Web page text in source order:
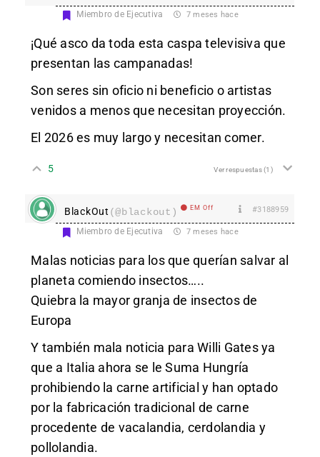
Miembro de Ejecutiva 7 meses hace
¡Qué asco da toda esta caspa televisiva que
presentan las campanadas!
Son seres sin oficio ni beneficio o artistas
venidos a menos que necesitan proyección.
El 2026 es muy largo y necesitan comer.
5 Ver respuestas(1)
BlackOut (@blackout) EM Off #3188959
Miembro de Ejecutiva 7 meses hace
Malas noticias para los que querían salvar al
planeta comiendo insectos…..
Quiebra la mayor granja de insectos de
Europa
Y también mala noticia para Willi Gates ya
que a Italia ahora se le Suma Hungría
prohibiendo la carne artificial y han optado
por la fabricación tradicional de carne
procedente de vacalandia, cerdolandia y
pollolandia.